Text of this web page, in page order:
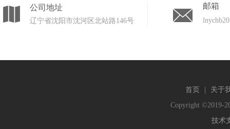
公司地址
辽宁省沈阳市沈河区北站路146号
邮箱
首页
关于
Copyright ©2019-
技术